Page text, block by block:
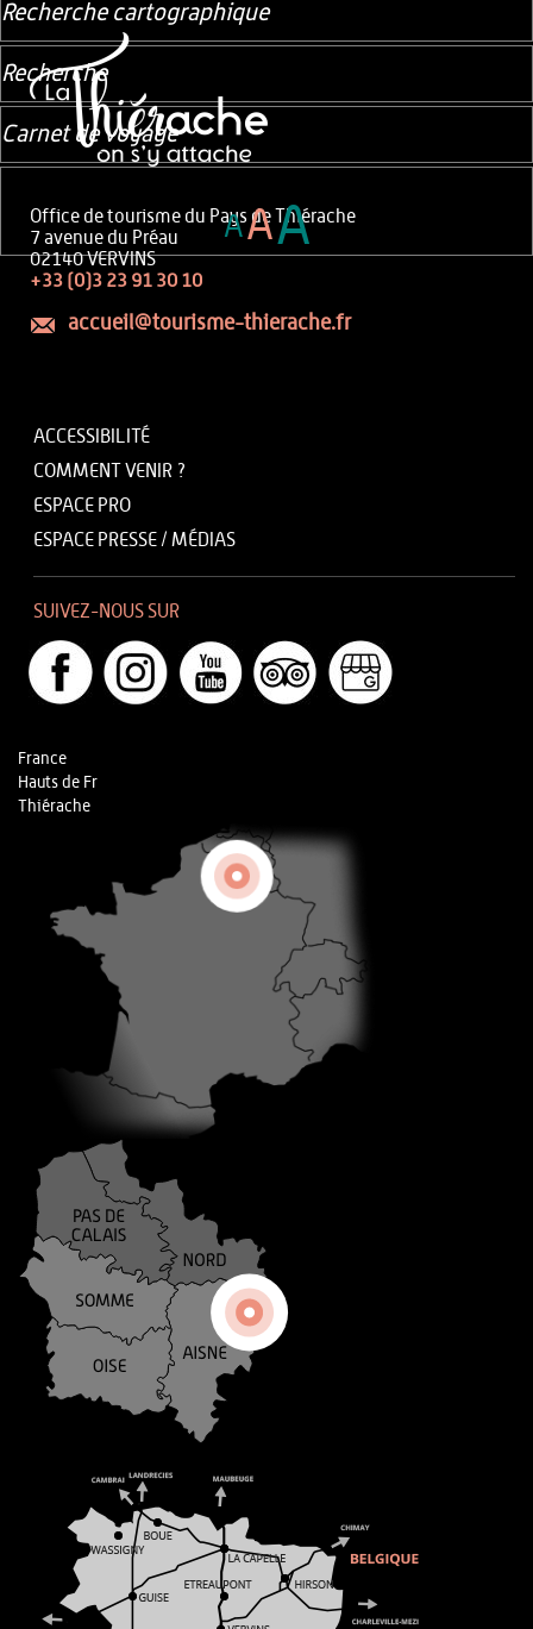
Office de tourisme du Pays de Thiérache
7 avenue du Préau
02140 VERVINS
+33 (0)3 23 91 30 10
accueil@tourisme-thierache.fr
ACCESSIBILITÉ
COMMENT VENIR ?
ESPACE PRO
ESPACE PRESSE / MÉDIAS
SUIVEZ-NOUS SUR
France
Hauts de Fr
Thiérache
Recherche cartographique
Recherche
Carnet de voyage
AAA